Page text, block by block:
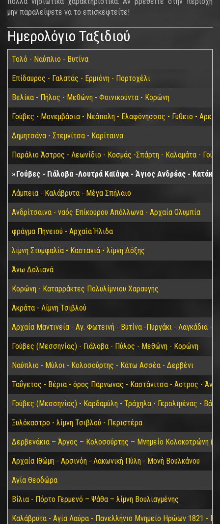
μην παραλείψετε να το επισκεφτείτε!
Ημερολόγιο Ταξιδιού
Τολό - Ναύπλιο - Βυτίνα
Επίδαυρος - Γαλατάς - Ερμιόνη - Πορτοχέλι
Βελίκα - Πήλος - Μεθώνη - Φοινικούντα - Κορώνη
Γούβες - Μονεμβάσια - Νεάπολη - Ελαφόνησσος - Γύθειο -
Δημητσάνα - Στεμνίτσα - Καρίταινα
Παράλιο Άστρος - Λεωνίδιο - Κοσμάς -Σπάρτη - Καλαμάτα -
Γούβες - Γιάλοβα -Λουτρά Καϊάφα - Άγιος Ανδρέας -
Λάμπεια - Καλάβρυτα - Μέγα Σπήλαιο
Ανδρίτσαινα - ναός Επίκουρου Απόλλωνα - Αρχαία Ολυμπία
φράγμα Πηνειού - Αρχαία Ήλιδα
λίμνη Στυμφαλία - Καστανιά - λίμνη Δόξης
Άνω Δολιανά
Κορώνη - Καταρράκτες Πολυλίμνιου Χαραυγής
Ακράτα - Λίμνη Τσιβλού
Αρχαία Μαντινεία - Αγ. Φωτεινή - Βυτίνα -Πυργάκι - Λαγκάδια -
Γούβες (Μεσσηνίας) - Γιάλοβα - Πύλος - Μεθώνη - Κορώνη
Ναύπλιο - Μύλοι - Κολοσούρτης - Κάτω Ασσέα - Δερβένι
Ταΰγετος - Βέρια - όρος Πάρνωνας - Καστάνιτσα - Άστρος - Άνω
Γούβες (Μεσσηνίας) - Καρδαμύλη - Τράχηλα - Γερολιμένας -
Ξυλόκαστρο - λίμνη Τσιβλού - Περιστέρα
Δερβενάκια – Άργος – Κολοσούρτης – Μνημείο Κολοκοτρώνη
Αρχαία Ιθώμη - Αρσινόη - Λακωνική Πύλη - Μονή Βουλκάνου
Αγία Θεοδώρα
Βίλια - Πόρτο Γερμενό – Ψάθα – λίμνη Βουλιαγμένης
Καλάβρυτα - Αγία Λαύρα - Πανελλήνιο Μνημείο Ηρώων 1821 -